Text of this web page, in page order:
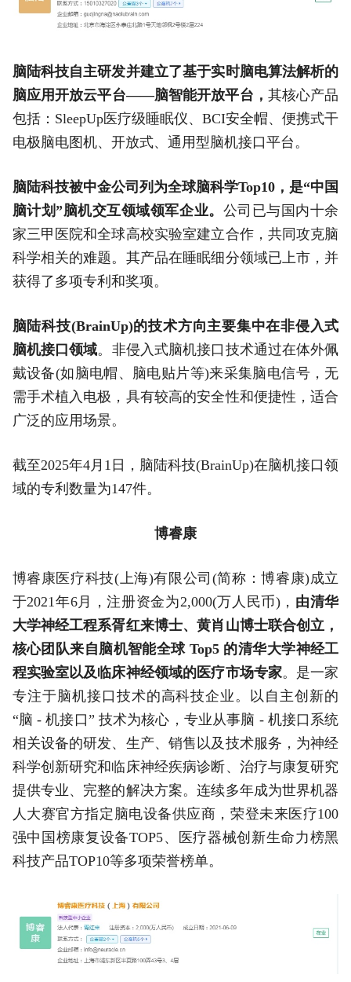
脑陆科技自主研发并建立了基于实时脑电算法解析的
脑应用开放云平台——脑智能开放平台， 其核心产品
包括：SleepUp医疗级睡眠仪、BCI安全帽、便携式干
电极脑电图机、开放式、通用型脑机接口平台。
脑陆科技被中金公司列为全球脑科学Top10，是“中国
脑计划”脑机交互领域领军企业。 公司已与国内十余
家三甲医院和全球高校实验室建立合作，共同攻克脑
科学相关的难题。其产品在睡眠细分领域已上市，并
获得了多项专利和奖项。
脑陆科技(BrainUp)的技术方向主要集中在非侵入式
脑机接口领域。非侵入式脑机接口技术通过在体外佩
戴设备(如脑电帽、脑电贴片等)来采集脑电信号，无
需手术植入电极，具有较高的安全性和便捷性，适合
广泛的应用场景。
截至2025年4月1日，脑陆科技(BrainUp)在脑机接口领
域的专利数量为147件。
博睿康
博睿康医疗科技(上海)有限公司(简称：博睿康)成立
于2021年6月，注册资金为2,000(万人民币)， 由清华
大学神经工程系胥红来博士、黄肖山博士联合创立，
核心团队来自脑机智能全球 Top5 的清华大学神经工
程实验室以及临床神经领域的医疗市场专家。是一家
专注于脑机接口技术的高科技企业。以自主创新的
“脑 - 机接口” 技术为核心，专业从事脑 - 机接口系统
相关设备的研发、生产、销售以及技术服务，为神经
科学创新研究和临床神经疾病诊断、治疗与康复研究
提供专业、完整的解决方案。连续多年成为世界机器
人大赛官方指定脑电设备供应商，荣登未来医疗100
强中国榜康复设备TOP5、医疗器械创新生命力榜黑
科技产品TOP10等多项荣誉榜单。